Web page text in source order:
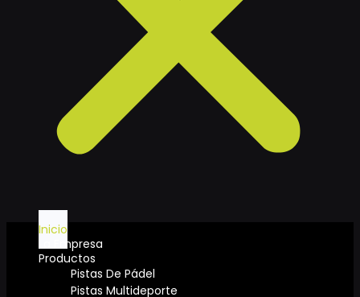
Inicio
La Empresa
Productos
Pistas De Pádel
Pistas Multideporte